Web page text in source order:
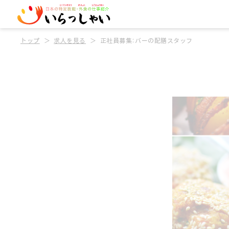
トップ 求人を見る 正社員募集：バーの配膳スタッフ